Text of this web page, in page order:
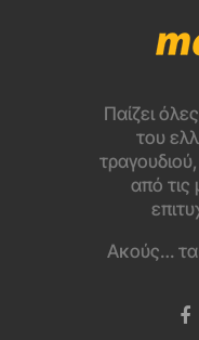
Παίζει
του
από τις
Ακούς…